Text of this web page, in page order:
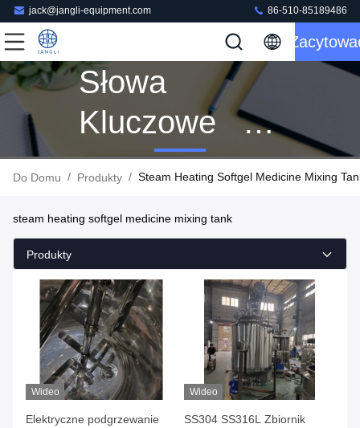
jack@jangli-equipment.com 86-510-85189486
Słowa
Kluczowe [
Steam
Softgel
Medicine
Mixing Tank ]
Dopasowanie
14 Produkty
Do Domu / Produkty / Steam Heating Softgel Medicine Mixing
steam heating softgel medicine mixing tank
Produkty
Wideo
Elektryczne podgrzewanie
Wideo
SS304 SS316L Zbiornik